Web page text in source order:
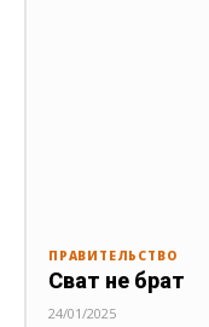
ПРАВИТЕЛЬСТВО
Сват не брат
24/01/2025